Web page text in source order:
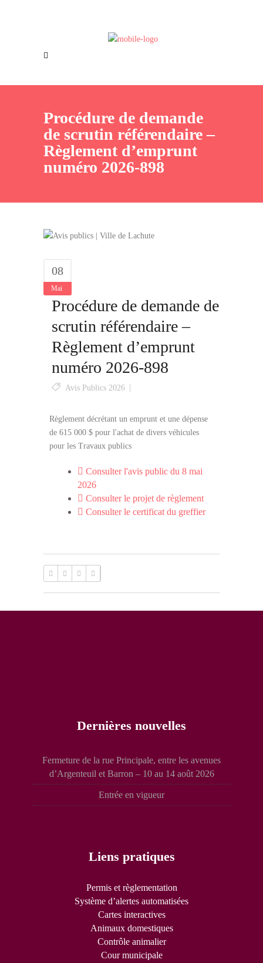
Offres d’emploi
Procédure de demande
de scrutin référendaire –
Règlement d’emprunt
numéro 2026-898
08
Mai
Procédure de demande de
scrutin référendaire –
Règlement d’emprunt
numéro 2026-898
Avis Publics 2026
Règlement décrétant un emprunt et une dépense
de 615 000 $ pour l'achat de divers véhicules
pour les Travaux publics
Consulter l'avis public du 8 mai
2026
Consulter le projet de règlement
Consulter le certificat du greffier
Dernières nouvelles
Fermeture de la rue Principale, entre les avenues
d’Argenteuil et Barron – 10 au 14 août 2026
Entrée en vigueur
Liens pratiques
Permis et règlementation
Système d’alertes automatisées
Cartes interactives
Animaux domestiques
Contrôle animalier
Cour municipale